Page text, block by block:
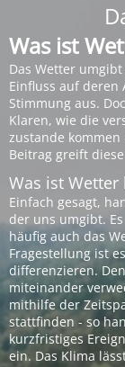
Was ist
Das Wetter
Einfluss auf deren
Stimmung aus.
Klaren, wie die
zustande
Beitrag greift
Was ist Wetter
Einfach gesagt,
der uns umgibt.
häufig auch das
Fragestellung ist
differenzieren.
miteinander
mithilfe der
stattfinden - so
kurzfristiges
ein. Das Klima